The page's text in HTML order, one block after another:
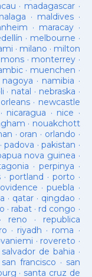
· madagascar·
· maldives·
· maracay·
· melbourne ·
· milano · milton
mons · monterrey ·
· muenchen ·
nagoya · namibia ·
· natal · nebraska ·
· newcastle
nicaragua · nice ·
· nouakchott
· oran · orlando ·
·padova ·pakistan ·
nova guinea ·
· perpinya ·
·portland · porto ·
·puebla ·
· qatar · qingdao ·
· rabat · rd congo ·
reno · republica
· riyadh · roma ·
· rovereto ·
salvador de bahia ·
san francisco · san
· santa cruz de